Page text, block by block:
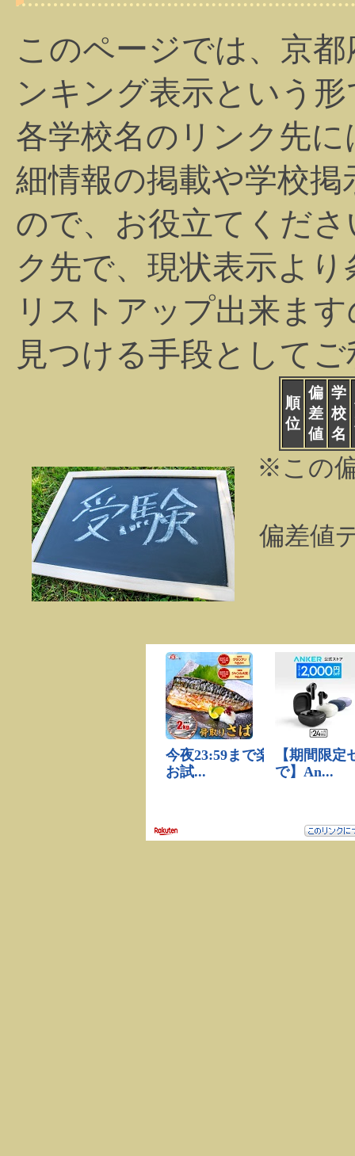
このページでは、京
ンキング表示という
各学校名のリンク先
細情報の掲載や学校
ので、お役立てくだ
ク先で、現状表示よ
リストアップ出来ま
見つける手段として
順
位
偏
差
値
学
校
名
※この
偏差値